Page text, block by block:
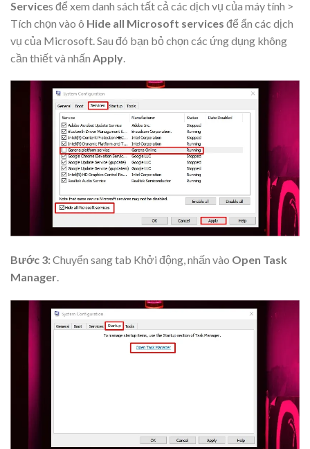
Services để xem danh sách tất cả các dịch vụ của máy tính >
Tích chọn vào ô Hide all Microsoft services để ẩn các dịch
vụ của Microsoft. Sau đó bạn bỏ chọn các ứng dụng không
cần thiết và nhấn Apply
Bước 3:Chuyển sang tab Khởi động, nhấn vào Open Task
Manager